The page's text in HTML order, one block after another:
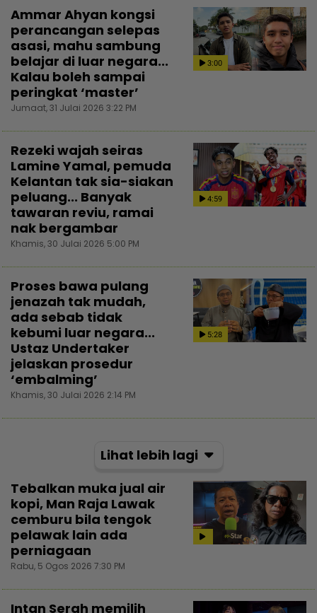
3:00
Ammar Ahyan kongsi
perancangan selepas
asasi, mahu sambung
belajar di luar negara...
Kalau boleh sampai
peringkat ‘master’
Jumaat, 31 Julai 2026 3:22 PM
4:59
Rezeki wajah seiras
Lamine Yamal, pemuda
Kelantan tak sia-siakan
peluang... Banyak
tawaran reviu, ramai
nak bergambar
Khamis, 30 Julai 2026 5:00 PM
5:28
Proses bawa pulang
jenazah tak mudah,
ada sebab tidak
kebumi luar negara...
Ustaz Undertaker
jelaskan prosedur
‘embalming’
Khamis, 30 Julai 2026 2:14 PM
Lihat lebih lagi
Tebalkan muka jual air
kopi, Man Raja Lawak
cemburu bila tengok
pelawak lain ada
perniagaan
Rabu, 5 Ogos 2026 7:30 PM
Intan Serah memilih